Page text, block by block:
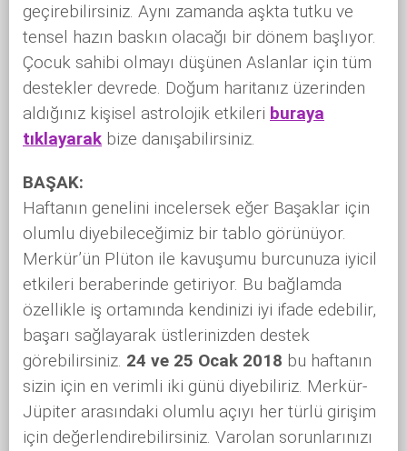
geçirebilirsiniz. Aynı zamanda aşkta tutku ve
tensel hazın baskın olacağı bir dönem başlıyor.
Çocuk sahibi olmayı düşünen Aslanlar için tüm
destekler devrede. Doğum haritanız üzerinden
aldığınız kişisel astrolojik etkileri buraya
tıklayarak bize danışabilirsiniz.
BAŞAK:
Haftanın genelini incelersek eğer Başaklar için
olumlu diyebileceğimiz bir tablo görünüyor.
Merkür’ün Plüton ile kavuşumu burcunuza iyicil
etkileri beraberinde getiriyor. Bu bağlamda
özellikle iş ortamında kendinizi iyi ifade edebilir,
başarı sağlayarak üstlerinizden destek
görebilirsiniz. 24 ve 25 Ocak 2018 bu haftanın
sizin için en verimli iki günü diyebiliriz. Merkür-
Jüpiter arasındaki olumlu açıyı her türlü girişim
için değerlendirebilirsiniz. Varolan sorunlarınızı